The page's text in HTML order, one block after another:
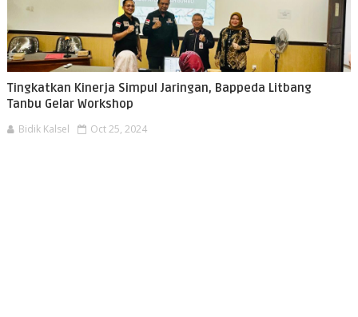
Tingkatkan Kinerja Simpul Jaringan, Bappeda Litbang
Tanbu Gelar Workshop
Bidik Kalsel Oct 25, 2024